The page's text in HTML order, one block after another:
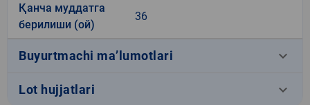
Қанча муддатга
берилиши (ой)
36
Buyurtmachi ma’lumotlari keyboard_arrow_down
Lot hujjatlari keyboard_arrow_down